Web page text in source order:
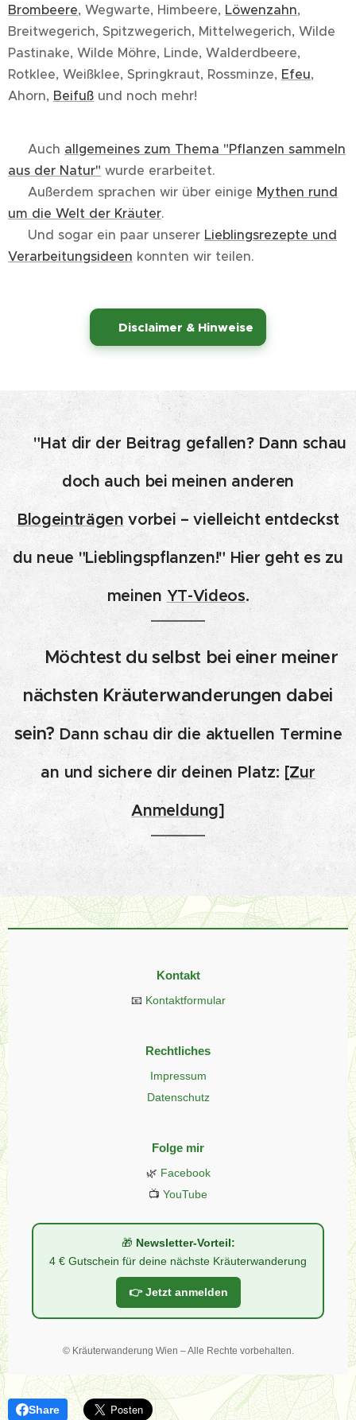
Brombeere, Wegwarte, Himbeere, Löwenzahn,
Breitwegerich, Spitzwegerich, Mittelwegerich, Wilde
Pastinake, Wilde Möhre, Linde, Walderdbeere,
Rotklee, Weißklee, Springkraut, Rossminze, Efeu,
Ahorn, Beifuß und noch mehr!
👉 Auch allgemeines zum Thema "Pflanzen sammeln
aus der Natur" wurde erarbeitet.
👉 Außerdem sprachen wir über einige Mythen rund
um die Welt der Kräuter.
👉 Und sogar ein paar unserer Lieblingsrezepte und
Verarbeitungsideen konnten wir teilen.
Disclaimer & Hinweise
👉 "Hat dir der Beitrag gefallen? Dann schau
doch auch bei meinen anderen
Blogeinträgenvorbei – vielleicht entdeckst
du neue "Lieblingspflanzen!" Hier geht es zu
meinen YT-Videos.
👉 Möchtestdu selbst bei einer meiner
nächsten Kräuterwanderungen dabei
sein? Dann schau dir die aktuellen Termine
an und sichere dir deinen Platz: [Zur
Anmeldung]
Kontakt
📧 Kontaktformular
Rechtliches
Impressum
Datenschutz
Folge mir
🌿 Facebook
📺 YouTube
🎁 Newsletter-Vorteil:
4 € Gutschein für deine nächste Kräuterwanderung
👉 Jetzt anmelden
© Kräuterwanderung Wien – Alle Rechte vorbehalten.
Share